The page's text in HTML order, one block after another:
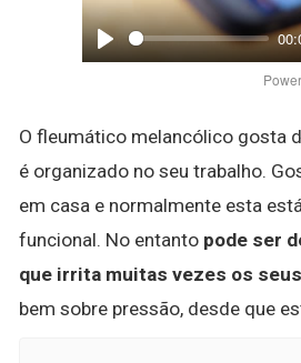
Play
O fleumático melancólico gosta
é organizado no seu trabalho.
em casa e normalmente esta
funcional. No entanto pode ser
que irrita muitas vezes os
bem sobre pressão, desde que